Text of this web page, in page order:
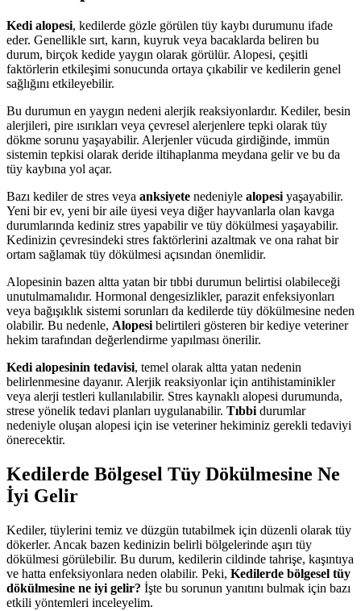
Kedi alopesi, kedilerde gözle görülen tüy kaybı durumunu ifade
eder. Genellikle sırt, karın, kuyruk veya bacaklarda beliren bu
durum, birçok kedide yaygın olarak görülür. Alopesi, çeşitli
faktörlerin etkileşimi sonucunda ortaya çıkabilir ve kedilerin genel
sağlığını etkileyebilir.
Bu durumun en yaygın nedeni alerjik reaksiyonlardır. Kediler, besin
alerjileri, pire ısırıkları veya çevresel alerjenlere tepki olarak tüy
dökme sorunu yaşayabilir. Alerjenler vücuda girdiğinde, immün
sistemin tepkisi olarak deride iltihaplanma meydana gelir ve bu da
tüy kaybına yol açar.
Bazı kediler de stres veya anksiyete nedeniyle alopesi yaşayabilir.
Yeni bir ev, yeni bir aile üyesi veya diğer hayvanlarla olan kavga
durumlarında kediniz stres yapabilir ve tüy dökülmesi yaşayabilir.
Kedinizin çevresindeki stres faktörlerini azaltmak ve ona rahat bir
ortam sağlamak tüy dökülmesi açısından önemlidir.
Alopesinin bazen altta yatan bir tıbbi durumun belirtisi olabileceği
unutulmamalıdır. Hormonal dengesizlikler, parazit enfeksiyonları
veya bağışıklık sistemi sorunları da kedilerde tüy dökülmesine neden
olabilir. Bu nedenle, Alopesi belirtileri gösteren bir kediye veteriner
hekim tarafından değerlendirme yapılması önerilir.
Kedi alopesinin tedavisi, temel olarak altta yatan nedenin
belirlenmesine dayanır. Alerjik reaksiyonlar için antihistaminikler
veya alerji testleri kullanılabilir. Stres kaynaklı alopesi durumunda,
strese yönelik tedavi planları uygulanabilir. Tıbbi durumlar
nedeniyle oluşan alopesi için ise veteriner hekiminiz gerekli tedaviyi
önerecektir.
Kedilerde Bölgesel Tüy Dökülmesine Ne
İyi Gelir
Kediler, tüylerini temiz ve düzgün tutabilmek için düzenli olarak tüy
dökerler. Ancak bazen kedinizin belirli bölgelerinde aşırı tüy
dökülmesi görülebilir. Bu durum, kedilerin cildinde tahrişe, kaşıntıya
ve hatta enfeksiyonlara neden olabilir. Peki, Kedilerde bölgesel tüy
dökülmesine ne iyi gelir? İşte bu sorunun yanıtını bulmak için bazı
etkili yöntemleri inceleyelim.